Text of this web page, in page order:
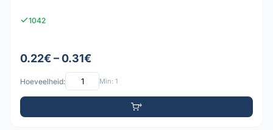
1042
0.22€ – 0.31€
Hoeveelheid: Min: 1